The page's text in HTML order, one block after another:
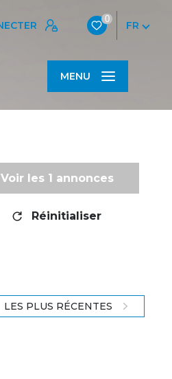
0
FR
MENU
Voir les 1 annonces
Réinitialiser
LES PLUS RÉCENTES